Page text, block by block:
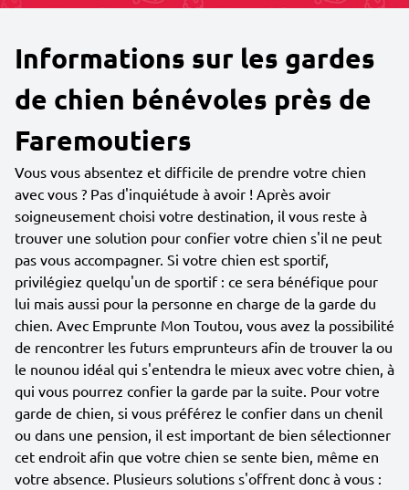
Informations sur les gardes
de chien bénévoles près de
Faremoutiers
Vous vous absentez et difficile de prendre votre chien
avec vous ? Pas d'inquiétude à avoir ! Après avoir
soigneusement choisi votre destination, il vous reste à
trouver une solution pour confier votre chien s'il ne peut
pas vous accompagner. Si votre chien est sportif,
privilégiez quelqu'un de sportif : ce sera bénéfique pour
lui mais aussi pour la personne en charge de la garde du
chien. Avec Emprunte Mon Toutou, vous avez la possibilité
de rencontrer les futurs emprunteurs afin de trouver la ou
le nounou idéal qui s'entendra le mieux avec votre chien, à
qui vous pourrez confier la garde par la suite. Pour votre
garde de chien, si vous préférez le confier dans un chenil
ou dans une pension, il est important de bien sélectionner
cet endroit afin que votre chien se sente bien, même en
votre absence. Plusieurs solutions s'offrent donc à vous :